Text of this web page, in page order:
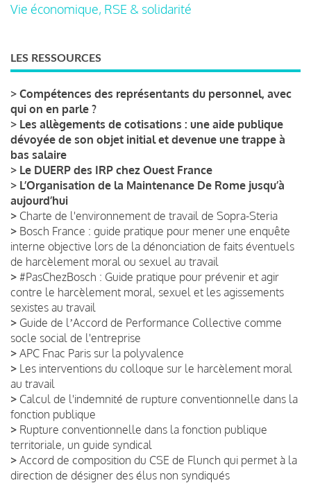
Vie économique, RSE & solidarité
LES RESSOURCES
> Compétences des représentants du personnel, avec
qui on en parle ?
> Les allègements de cotisations : une aide publique
dévoyée de son objet initial et devenue une trappe à
bas salaire
> Le DUERP des IRP chez Ouest France
> L’Organisation de la Maintenance De Rome jusqu’à
aujourd’hui
> Charte de l'environnement de travail de Sopra-Steria
> Bosch France : guide pratique pour mener une enquête
interne objective lors de la dénonciation de faits éventuels
de harcèlement moral ou sexuel au travail
> #PasChezBosch : Guide pratique pour prévenir et agir
contre le harcèlement moral, sexuel et les agissements
sexistes au travail
> Guide de lʼAccord de Performance Collective comme
socle social de l'entreprise
> APC Fnac Paris sur la polyvalence
> Les interventions du colloque sur le harcèlement moral
au travail
> Calcul de l'indemnité de rupture conventionnelle dans la
fonction publique
> Rupture conventionnelle dans la fonction publique
territoriale, un guide syndical
> Accord de composition du CSE de Flunch qui permet à la
direction de désigner des élus non syndiqués